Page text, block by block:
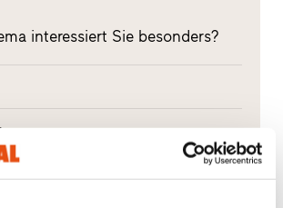
interessiert Sie besonders?